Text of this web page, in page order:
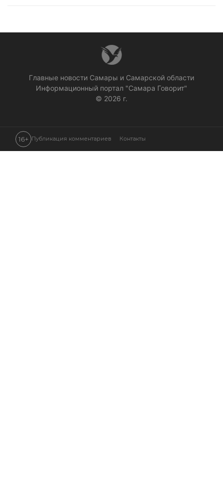
Главные новости Самары и Самарской области
Информационный портал "Самара Говорит"
© 2026 г.
16+ Публикация комментариев Контакты